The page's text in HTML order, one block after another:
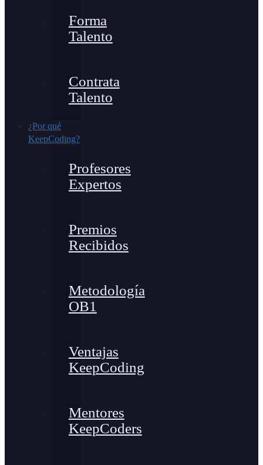
Forma
Talento
Contrata
Talento
¿Por qué
KeepCoding?
Profesores
Expertos
Premios
Recibidos
Metodología
OB1
Ventajas
KeepCoding
Mentores
KeepCoders